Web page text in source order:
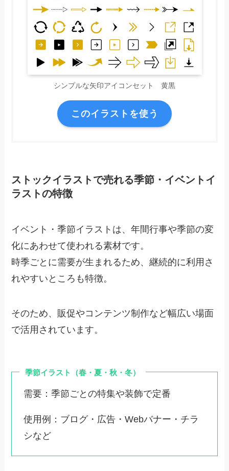
シンプルな矢印アイコンセット 黄黒
このイラストを使う
ストックイラストで売れる季節・イベントイ
ラストの特徴
イベント・季節イラストは、年間行事や季節の変
化にあわせて使われる素材です。
時季ごとに需要が生まれるため、継続的に利用さ
れやすいところも特徴。
そのため、販促やコンテンツ制作など幅広い場面
で活用されています。
季節イラスト（春・夏・秋・冬）
需要：季節ごとの特集や装飾で定番
使用例：ブログ・広告・Webバナー・チラ
シなど